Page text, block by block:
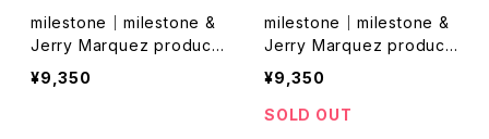
milestone｜milestone &
Jerry Marquez producti
on】milestone Original C
ap MSC-026 "Let's Kee
¥9,350
milestone｜milestone &
Jerry Marquez producti
on】milestone Original C
ap MSC-026 "Let's Kee
p Pushing Our Limit
¥9,350
SOLD OUT